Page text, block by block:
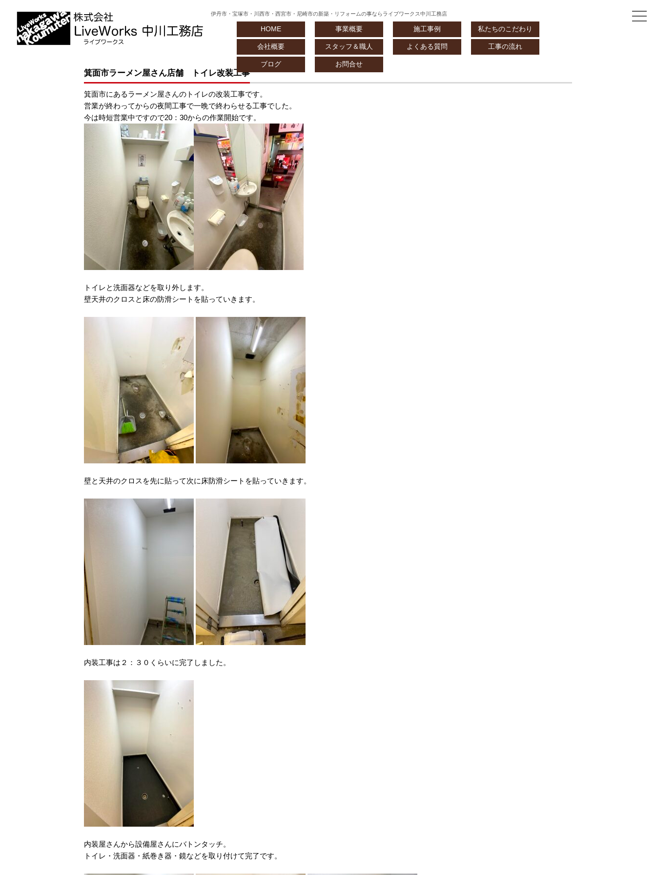
伊丹市・宝塚市・川西市・西宮市・尼崎市の新築・リフォームの事ならライブワークス中川工務店
HOME 事業概要 施工事例 私たちのこだわり
会社概要 スタッフ＆職人 よくある質問 工事の流れ
ブログ お問合せ
箕面市ラーメン屋さん店舗 トイレ改装工事
箕面市にあるラーメン屋さんのトイレの改装工事です。
営業が終わってからの夜間工事で一晩で終わらせる工事でした。
今は時短営業中ですので20：30からの作業開始です。
トイレと洗面器などを取り外します。
壁天井のクロスと床の防滑シートを貼っていきます。
壁と天井のクロスを先に貼って次に床防滑シートを貼っていきます。
内装工事は２：３０くらいに完了しました。
内装屋さんから設備屋さんにバトンタッチ。
トイレ・洗面器・紙巻き器・鏡などを取り付けて完了です。